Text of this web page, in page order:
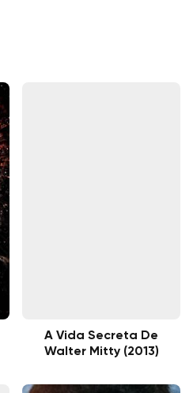
A Vida Secreta De
Walter Mitty (2013)